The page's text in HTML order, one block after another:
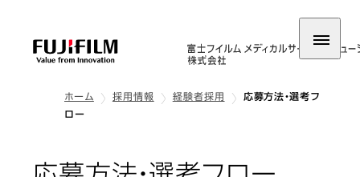
ホーム 採用情報 経験者採用
応募方法・選考フ
ロー